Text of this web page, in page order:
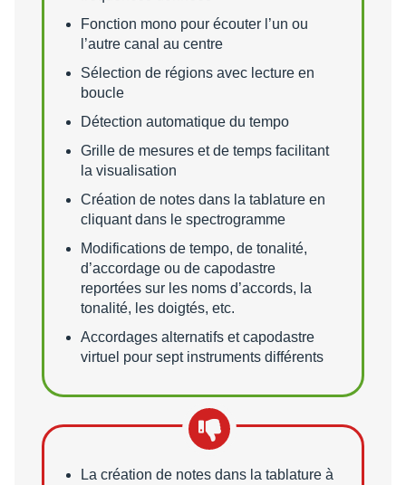
Fonction mono pour écouter l’un ou
l’autre canal au centre
Sélection de régions avec lecture en
boucle
Détection automatique du tempo
Grille de mesures et de temps facilitant
la visualisation
Création de notes dans la tablature en
cliquant dans le spectrogramme
Modifications de tempo, de tonalité,
d’accordage ou de capodastre
reportées sur les noms d’accords, la
tonalité, les doigtés, etc.
Accordages alternatifs et capodastre
virtuel pour sept instruments différents
Points faibles
La création de notes dans la tablature à